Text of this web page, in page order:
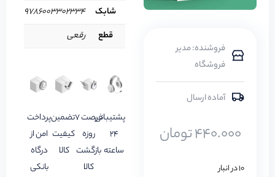
فروشنده: مدیر
فروشگاه
آماده ارسال
440.000تومان
10 در انبار
شابک
9786003302334
قطع
رقعی
پشتیبانی
24
ساعته
فرصت 7
روزه
بازگشت
کالا
تضمین
کیفیت
کالا
پرداخت
امن از
درگاه
بانکی